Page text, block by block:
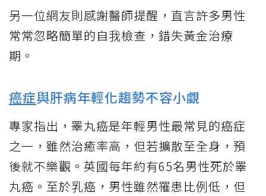
另一位網友則感謝醫師提醒，直言許多男性
常常忽略簡單的自我檢查，錯失黃金治療
期。
癌症與肝病年輕化趨勢不容小覷
專家指出，睪丸癌是年輕男性最常見的癌症
之一，雖然治癒率高，但若擴散至全身，預
後就不樂觀。英國每年約有65名男性死於睪
丸癌。至於乳癌，男性雖然罹患比例低，但